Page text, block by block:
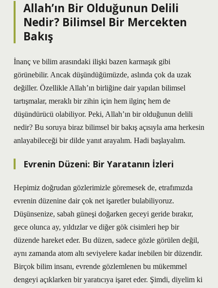
Allah’ın Bir Olduğunun Delili
Nedir? Bilimsel Bir Mercekten
Bakış
İnanç ve bilim arasındaki ilişki bazen karmaşık gibi
görünebilir. Ancak düşündüğümüzde, aslında çok da uzak
değiller. Özellikle Allah’ın birliğine dair yapılan bilimsel
tartışmalar, meraklı bir zihin için hem ilginç hem de
düşündürücü olabiliyor. Peki, Allah’ın bir olduğunun delili
nedir? Bu soruya biraz bilimsel bir bakış açısıyla ama herkesin
anlayabileceği bir dilde yanıt arayalım. Hadi başlayalım.
Evrenin Düzeni: Bir Yaratanın İzleri
Hepimiz doğrudan gözlerimizle göremesek de, etrafımızda
evrenin düzenine dair çok net işaretler bulabiliyoruz.
Düşünsenize, sabah güneşi doğarken geceyi geride bırakır,
gece olunca ay, yıldızlar ve diğer gök cisimleri hep bir
düzende hareket eder. Bu düzen, sadece gözle görülen değil,
aynı zamanda atom altı seviyelere kadar inebilen bir düzendir.
Birçok bilim insanı, evrende gözlemlenen bu mükemmel
dengeyi açıklarken bir yaratıcıya işaret eder. Şimdi, diyelim ki